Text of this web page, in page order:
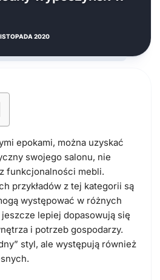
2020
epokami, można uzyskać
swojego salonu, nie
funkcjonalności mebli.
przykładów z tej kategorii są
występować w różnych
lepiej dopasowują się
i potrzeb gospodarzy.
styl, ale występują również